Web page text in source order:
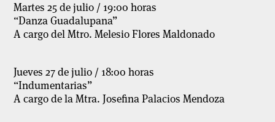
Martes 25 de julio / 19:00 horas
“Danza Guadalupana”
A cargo del Mtro. Melesio Flores Maldonado
Jueves 27 de julio / 18:00 horas
“Indumentarias”
A cargo de la Mtra. Josefina Palacios Mendoza